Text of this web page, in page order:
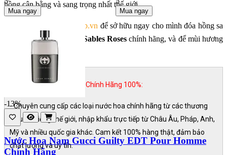
hồng cân bằng và sang trọng nhất thế giới.
MaikaShop.vn để sở hữu ngay cho mình đóa hồng sa
Louis Vuitton Les Sables Roseschính hãng, và để mùi hương
nói lên đẳng cấp của bạn.
MAIKA SHOP Nước Hoa Chính Hãng 100%:
- Chuyên cung cấp các loại nước hoa chính hãng từ các thương
hiệu nổi tiếng thế giới, nhập khẩu trực tiếp từ Châu Âu, Pháp, Anh,
Mỹ và nhiều quốc gia khác. Cam kết 100% hàng thật, đảm bảo
chất lượng và uy tín.
Mua ngay Mua ngay
-13%
Nước Hoa Nam Gucci Guilty EDT Pour Homme
Chính Hãng